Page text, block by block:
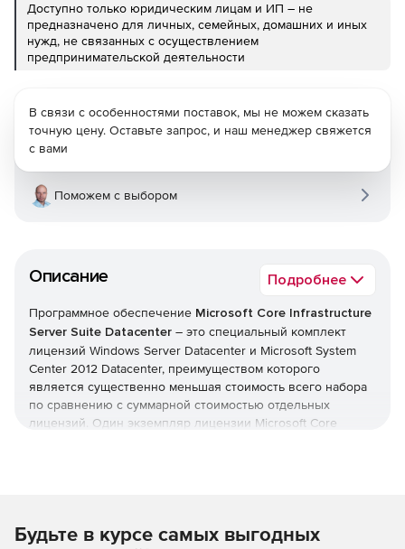
Доступно только юридическим лицам и ИП – не
предназначено для личных, семейных, домашних и иных
нужд, не связанных с осуществлением
предпринимательской деятельности
Описание Подробнее
Программное обеспечение Microsoft Core Infrastructure
Server Suite Datacenter – это специальный комплект
лицензий Windows Server Datacenter и Microsoft System
Center 2012 Datacenter, преимуществом которого
является существенно меньшая стоимость всего набора
по сравнению с суммарной стоимостью отдельных
лицензий. Один экземпляр лицензии Microsoft Core
Состав Microsoft Core Infrastructure Server Suite
В связи с особенностями поставок, мы не можем сказать
точную цену. Оставьте запрос, и наш менеджер свяжется
с вами
Поможем с выбором
Будьте в курсе самых выгодных